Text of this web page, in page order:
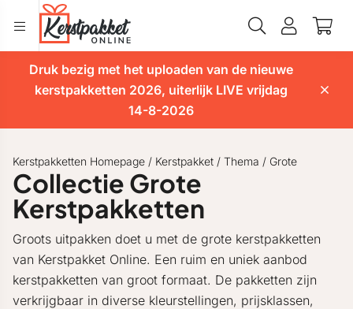
Druk bezig met het uploaden van de nieuwe
kerstpakketten 2026, uiterlijk LIVE vrijdag
14-8-2026
Kerstpakketten Homepage / Kerstpakket / Thema / Grote
Collectie Grote
Kerstpakketten
Groots uitpakken doet u met de grote kerstpakketten
van Kerstpakket Online. Een ruim en uniek aanbod
kerstpakketten van groot formaat. De pakketten zijn
verkrijgbaar in diverse kleurstellingen, prijsklassen,